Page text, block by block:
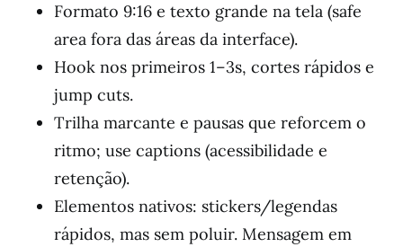
Formato 9:16 e texto grande na tela (safe
area fora das áreas da interface).
Hook nos primeiros 1–3s, cortes rápidos e
jump cuts.
Trilha marcante e pausas que reforcem o
ritmo; use captions (acessibilidade e
retenção).
Elementos nativos: stickers/legendas
rápidos, mas sem poluir. Mensagem em